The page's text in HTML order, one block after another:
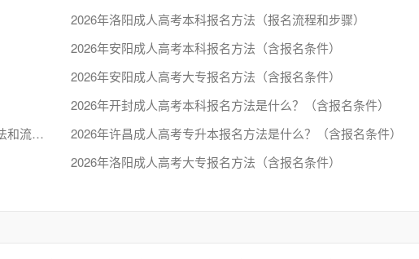
2026年洛阳成人高考本科报名方法（报名流程和步骤）
2026年安阳成人高考本科报名方法（含报名条件）
2026年安阳成人高考大专报名方法（含报名条件）
2026年开封成人高考本科报名方法是什么？（含报名条件）
2026年新乡参加成人高考需要什么条件？（含报名方法和流程）
2026年许昌成人高考专升本报名方法是什么？（含报名条件）
2026年洛阳成人高考大专报名方法（含报名条件）